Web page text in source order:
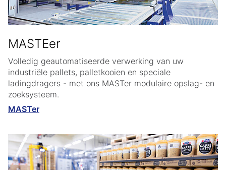
MASTEer
Volledig geautomatiseerde verwerking van uw
industriële pallets, palletkooien en speciale
ladingdragers - met ons MASTer modulaire opslag- en
zoeksysteem.
MASTer